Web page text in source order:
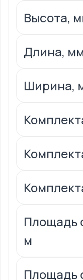
Высота,
Длина,
Ширина,
Площадь
м
Площадь